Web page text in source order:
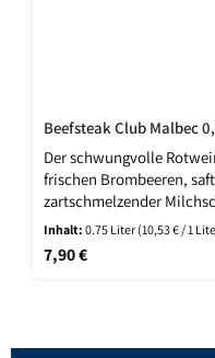
Beefsteak Club Malbec
Der schwungvolle
frischen Brombeeren,
zartschmelzender
Inhalt:0.75 Liter (10,53 € / 1
Regulärer Preis:
7,90 €